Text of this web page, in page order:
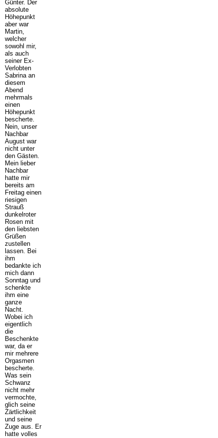
Günter. Der
absolute
Höhepunkt
aber war
Martin,
welcher
sowohl mir,
als auch
seiner Ex-
Verlobten
Sabrina an
diesem
Abend
mehrmals
einen
Höhepunkt
bescherte.
Nein, unser
Nachbar
August war
nicht unter
den Gästen.
Mein lieber
Nachbar
hatte mir
bereits am
Freitag einen
riesigen
Strauß
dunkelroter
Rosen mit
den liebsten
Grüßen
zustellen
lassen. Bei
ihm
bedankte ich
mich dann
Sonntag und
schenkte
ihm eine
ganze
Nacht.
Wobei ich
eigentlich
die
Beschenkte
war, da er
mir mehrere
Orgasmen
bescherte.
Was sein
Schwanz
nicht mehr
vermochte,
glich seine
Zärtlichkeit
und seine
Zuge aus. Er
hatte volles